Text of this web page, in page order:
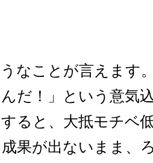
なことが言えます
だ！」という意気
ると、大抵モチベ
果が出ないまま、